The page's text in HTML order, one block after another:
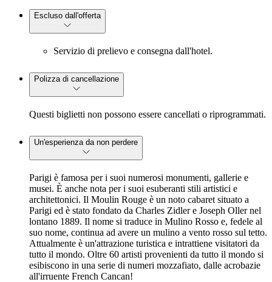
Escluso dall'offerta
Servizio di prelievo e consegna dall'hotel.
Polizza di cancellazione
Questi biglietti non possono essere cancellati o riprogrammati.
Un'esperienza da non perdere
Parigi è famosa per i suoi numerosi monumenti, gallerie e
musei. È anche nota per i suoi esuberanti stili artistici e
architettonici. Il Moulin Rouge è un noto cabaret situato a
Parigi ed è stato fondato da Charles Zidler e Joseph Oller nel
lontano 1889. Il nome si traduce in Mulino Rosso e, fedele al
suo nome, continua ad avere un mulino a vento rosso sul tetto.
Attualmente è un'attrazione turistica e intrattiene visitatori da
tutto il mondo. Oltre 60 artisti provenienti da tutto il mondo si
esibiscono in una serie di numeri mozzafiato, dalle acrobazie
all'irruente French Cancan!